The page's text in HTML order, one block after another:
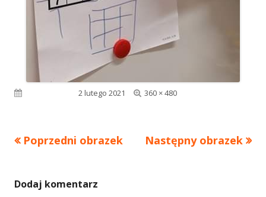
Opublikowano2 lutego 2021
Pełny
360 × 480
Poprzedni obrazek Następny obrazek
Dodaj komentarz